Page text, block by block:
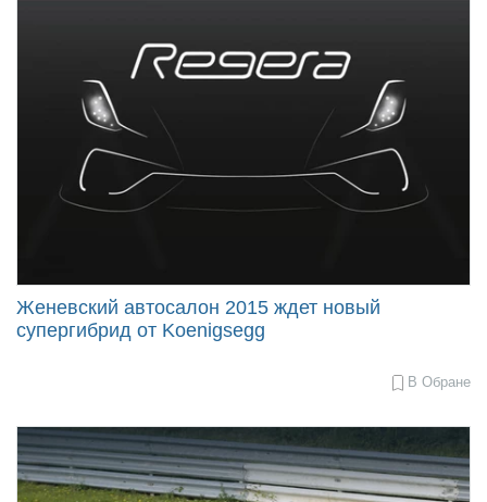
Женевский автосалон 2015 ждет новый
супергибрид от Koenigsegg
12:31
В Обране